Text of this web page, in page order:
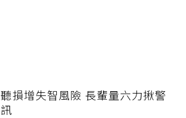
聽損增失智風險 長輩量六力揪警
訊